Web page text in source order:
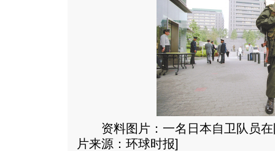
资料图片：一名日本自卫队员在
片来源：环球时报]